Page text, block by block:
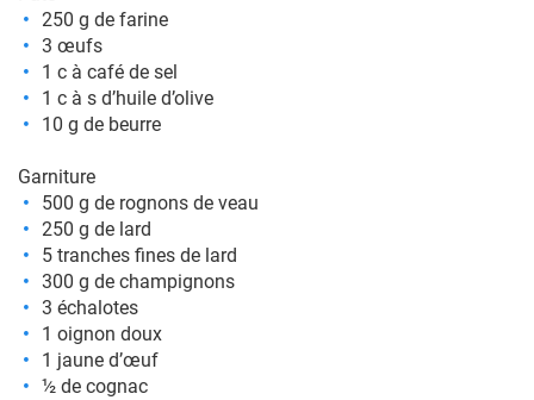
250 g de farine
3 œufs
1 c à café de sel
1 c à s d’huile d’olive
10 g de beurre
Garniture
500 g de rognons de veau
250 g de lard
5 tranches fines de lard
300 g de champignons
3 échalotes
1 oignon doux
1 jaune d’œuf
½ de cognac